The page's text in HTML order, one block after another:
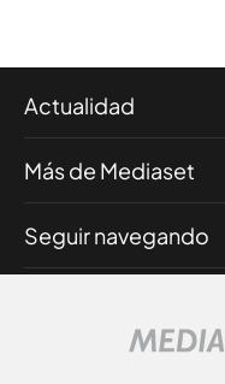
Actualidad
Más de Mediaset
Seguir navegando